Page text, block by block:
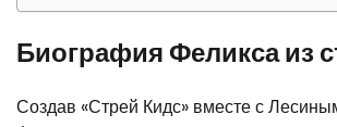
Биография Феликса из
Создав «Стрей Кидс» вместе с